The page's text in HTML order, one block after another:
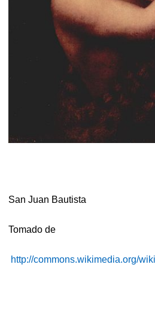
San Juan Bautista
Tomado de
http://commons.wikimedia.org/